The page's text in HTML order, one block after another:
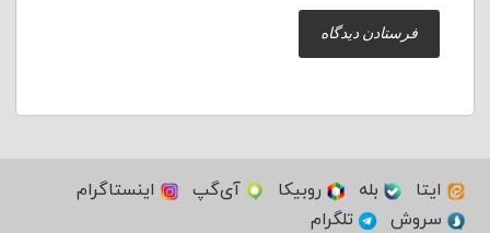
ایتا بله روبیکا آی‌گپ
اینستاگرام
سروش
تلگرام